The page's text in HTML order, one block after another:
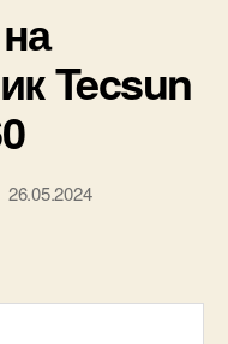
Tecsun
26.05.2024